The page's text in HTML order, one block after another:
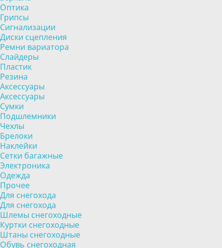
Оптика
Грипсы
Сигнализации
Диски сцепления
Ремни вариатора
Слайдеры
Пластик
Резина
Аксессуары
Аксессуары
Сумки
Подшлемники
Чехлы
Брелоки
Наклейки
Сетки багажные
Электроника
Одежда
Прочее
Для снегохода
Для снегохода
Шлемы снегоходные
Куртки снегоходные
Штаны снегоходные
Обувь снегоходная